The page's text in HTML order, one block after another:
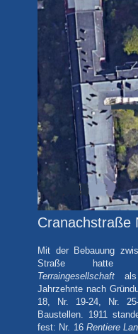
Cranachstraße
Mit der Bebauung
Straße
Terraingesellschaft als
Jahrzehnte nach
18, Nr. 19-24, Nr.
Baustellen. 1911
fest: Nr. 16 Rentiere